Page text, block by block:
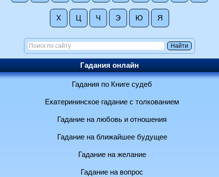
Х Ц Ч Э Ю Я
Гадания онлайн
Гадания по Книге судеб
Екатерининское гадание с толкованием
Гадание на любовь и отношения
Гадание на ближайшее будущее
Гадание на желание
Гадание на вопрос